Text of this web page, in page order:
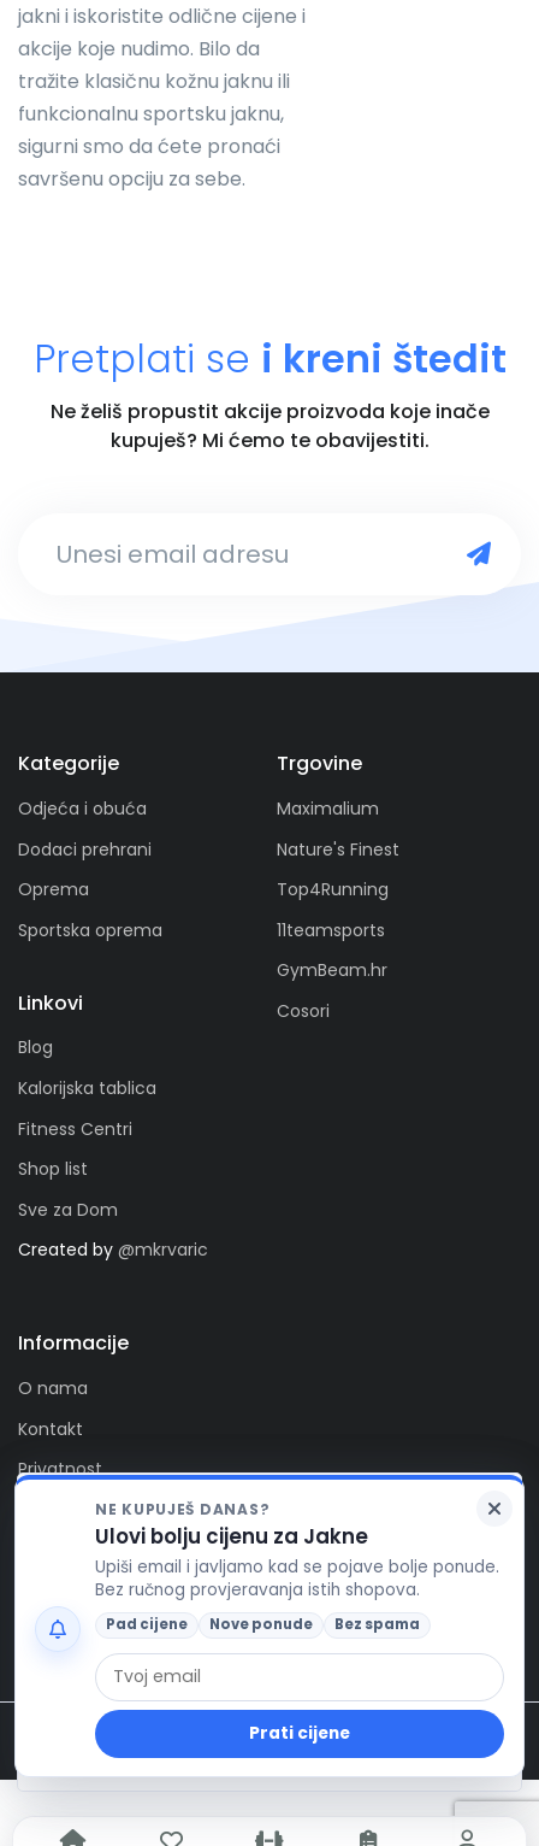
NE KUPUJEŠ DANAS?
Ulovi bolju cijenu za Jakne
Upiši email i javljamo kad se pojave bolje ponude.
Bez ručnog provjeravanja istih shopova.
Pad cijene Nove ponude Bez spama
Prati cijene
jakni i iskoristite odlične cijene i
akcije koje nudimo. Bilo da
tražite klasičnu kožnu jaknu ili
funkcionalnu sportsku jaknu,
sigurni smo da ćete pronaći
savršenu opciju za sebe.
Pretplati se i kreni štedit
Ne želiš propustit akcije proizvoda koje inače
kupuješ? Mi ćemo te obavijestiti.
Kategorije
Odjeća i obuća
Dodaci prehrani
Oprema
Sportska oprema
Linkovi
Blog
Kalorijska tablica
Fitness Centri
Shop list
Sve za Dom
Created by @mkrvaric
Trgovine
Maximalium
Nature's Finest
Top4Running
11teamsports
GymBeam.hr
Cosori
Informacije
O nama
Kontakt
Privatnost
Zaprati nas
FITALERT .me
Kolačići
FitAlert poštuje vašu privatnost. Ova stranica koristi
kolačiće za funkcionalnost stranice, te za pružanje
boljeg korisničkog iskustva, prikaza reklamnog
sadržaja i prikupljanja korisničkih podataka. Ukoliko ste
suglasni s korištenjem kolačića, stisnite gumb
'Prihvaćam'
Pročitaj više